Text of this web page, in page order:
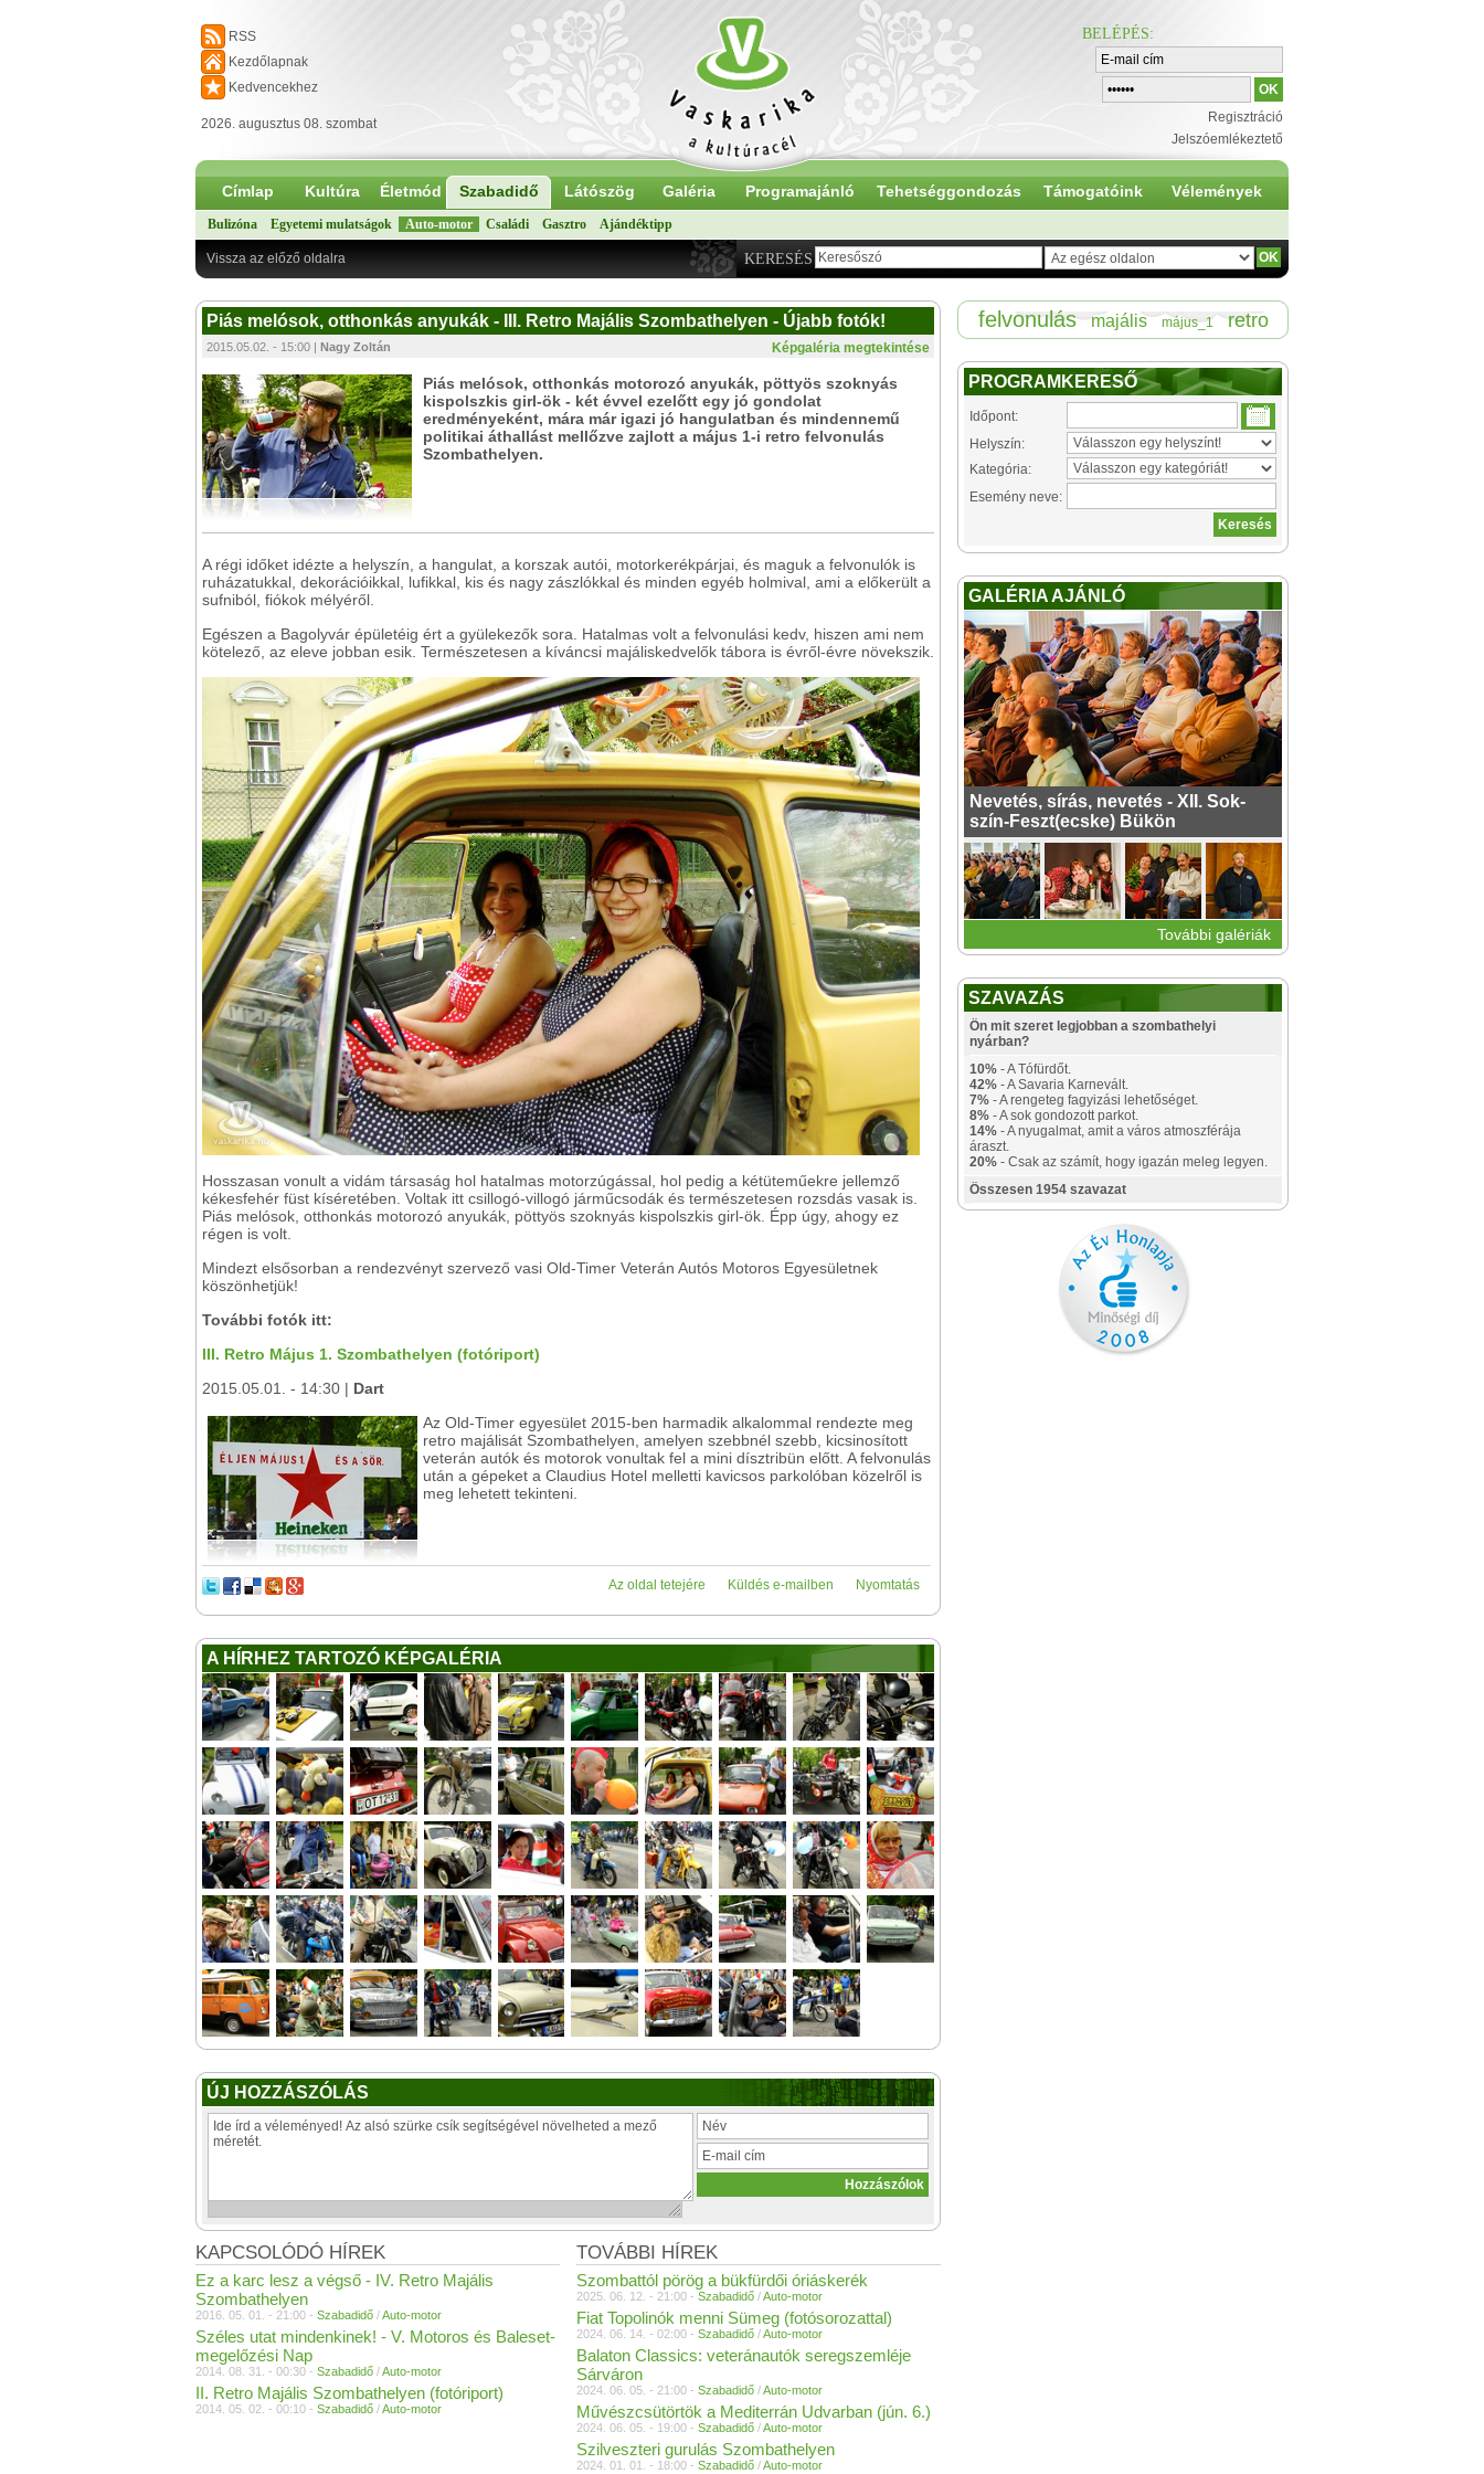
RSS
Kezdőlapnak
Kedvencekhez
2026. augusztus 08. szombat
BELÉPÉS:
Regisztráció
Jelszóemlékeztető
Címlap Kultúra Életmód Szabadidő Látószög Galéria Programajánló Tehetséggondozás Támogatóink Vélemények
Bulizóna Egyetemi mulatságok Auto-motor Családi Gasztro Ajándéktipp
KERESÉS
Vissza az előző oldalra
Piás melósok, otthonkás anyukák - III. Retro Majális Szombathelyen - Újabb fotók!
Képgaléria megtekintése
2015.05.02. - 15:00 | Nagy Zoltán
Piás melósok, otthonkás motorozó anyukák, pöttyös szoknyás
kispolszkis girl-ök - két évvel ezelőtt egy jó gondolat
eredményeként, mára már igazi jó hangulatban és mindennemű
politikai áthallást mellőzve zajlott a május 1-i retro felvonulás
Szombathelyen.
A régi időket idézte a helyszín, a hangulat, a korszak autói, motorkerékpárjai, és maguk a felvonulók is
ruházatukkal, dekorációikkal, lufikkal, kis és nagy zászlókkal és minden egyéb holmival, ami a előkerült a
sufniból, fiókok mélyéről.
Egészen a Bagolyvár épületéig ért a gyülekezők sora. Hatalmas volt a felvonulási kedv, hiszen ami nem
kötelező, az eleve jobban esik. Természetesen a kíváncsi majáliskedvelők tábora is évről-évre növekszik.
Hosszasan vonult a vidám társaság hol hatalmas motorzúgással, hol pedig a kétüteműekre jellemző
kékesfehér füst kíséretében. Voltak itt csillogó-villogó járműcsodák és természetesen rozsdás vasak is.
Piás melósok, otthonkás motorozó anyukák, pöttyös szoknyás kispolszkis girl-ök. Épp úgy, ahogy ez
régen is volt.
Mindezt elsősorban a rendezvényt szervező vasi Old-Timer Veterán Autós Motoros Egyesületnek
köszönhetjük!
További fotók itt:
III. Retro Május 1. Szombathelyen (fotóriport)
2015.05.01. - 14:30 | Dart
Az Old-Timer egyesület 2015-ben harmadik alkalommal rendezte meg
retro majálisát Szombathelyen, amelyen szebbnél szebb, kicsinosított
veterán autók és motorok vonultak fel a mini dísztribün előtt. A felvonulás
után a gépeket a Claudius Hotel melletti kavicsos parkolóban közelről is
meg lehetett tekinteni.
Nyomtatás
Küldés e-mailben
Az oldal tetejére
A HÍRHEZ TARTOZÓ KÉPGALÉRIA
ÚJ HOZZÁSZÓLÁS
TOVÁBBI HÍREK
Szombattól pörög a bükfürdői óriáskerék
2025. 06. 12. - 21:00 - Szabadidő /Auto-motor
Fiat Topolinók menni Sümeg (fotósorozattal)
2024. 06. 14. - 02:00 - Szabadidő /Auto-motor
Balaton Classics: veteránautók seregszemléje
Sárváron
2024. 06. 05. - 21:00 - Szabadidő /Auto-motor
Művészcsütörtök a Mediterrán Udvarban (jún. 6.)
2024. 06. 05. - 19:00 - Szabadidő /Auto-motor
Szilveszteri gurulás Szombathelyen
2024. 01. 01. - 18:00 - Szabadidő /Auto-motor
KAPCSOLÓDÓ HÍREK
Ez a karc lesz a végső - IV. Retro Majális
Szombathelyen
2016. 05. 01. - 21:00 - Szabadidő /Auto-motor
Széles utat mindenkinek! - V. Motoros és Baleset-
megelőzési Nap
2014. 08. 31. - 00:30 - Szabadidő /Auto-motor
II. Retro Majális Szombathelyen (fotóriport)
2014. 05. 02. - 00:10 - Szabadidő /Auto-motor
felvonulás majális május_1 retro
PROGRAMKERESŐ
Időpont:
Helyszín:
Kategória:
Esemény neve:
GALÉRIA AJÁNLÓ
Nevetés, sírás, nevetés - XII. Sok-
szín-Feszt(ecske) Bükön
További galériák
SZAVAZÁS
Ön mit szeret legjobban a szombathelyi
nyárban?
10% - A Tófürdőt.
42% - A Savaria Karnevált.
7% - A rengeteg fagyizási lehetőséget.
8% - A sok gondozott parkot.
14% - A nyugalmat, amit a város atmoszférája
áraszt.
20% - Csak az számít, hogy igazán meleg legyen.
Összesen 1954 szavazat